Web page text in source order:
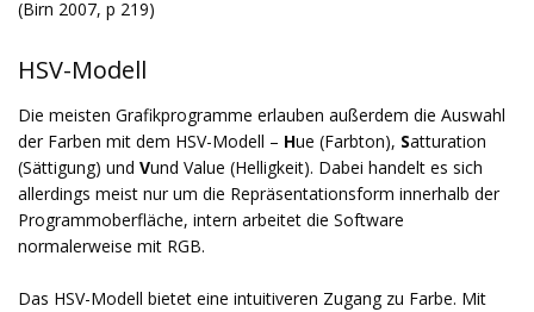
(Birn 2007, p 219)
HSV-Modell
Die meisten Grafikprogramme erlauben außerdem die Auswahl
der Farben mit dem HSV-Modell – Hue (Farbton), Satturation
(Sättigung) und Vund Value (Helligkeit). Dabei handelt es sich
allerdings meist nur um die Repräsentationsform innerhalb der
Programmoberfläche, intern arbeitet die Software
normalerweise mit RGB.
Das HSV-Modell bietet eine intuitiveren Zugang zu Farbe. Mit